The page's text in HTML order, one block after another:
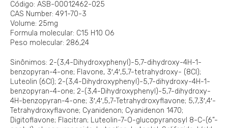
Código: ASB-00012462-025
CAS Number: 491-70-3
Volume: 25mg
Formula molecular: C15 H10 O6
Peso molecular: 286,24
Sinônimos: 2-(3,4-Dihydroxyphenyl)-5,7-dihydroxy-4H-1-
benzopyran-4-one; Flavone, 3′,4′,5,7-tetrahydroxy- (8CI);
Luteolin (6CI); 2-(3,4-Dihydroxyphenyl)-5,7-dihydroxy-4H-1-
benzopyran-4-one; 2-(3,4-Dihydroxyphenyl)-5,7-dihydroxy-
4H-benzopyran-4-one; 3′,4′,5,7-Tetrahydroxyflavone; 5,7,3′,4′-
Tetrahydroxyflavone; Cyanidenon; Cyanidenon 1470;
Digitoflavone; Flacitran; Luteolin-7-O-glucopyranosyl 8-C-(6”-